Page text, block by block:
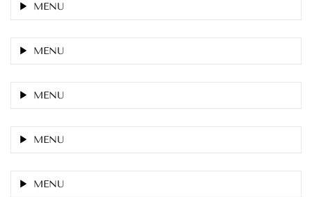
MENU
MENU
MENU
MENU
MENU